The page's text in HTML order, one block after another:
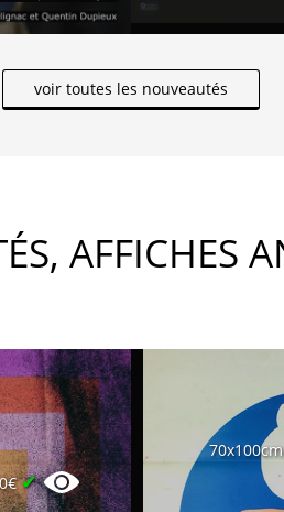
voir toutes les nouveautés
AFFICHES
✔
70x100cm